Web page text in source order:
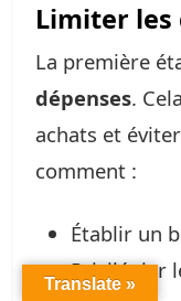
Limiter les
La première
dépenses.
achats et
comment :
Établir un
Privilégier
Translate »